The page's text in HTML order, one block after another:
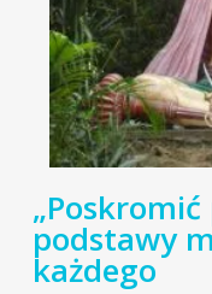
„Poskromić
podstawy
każdego